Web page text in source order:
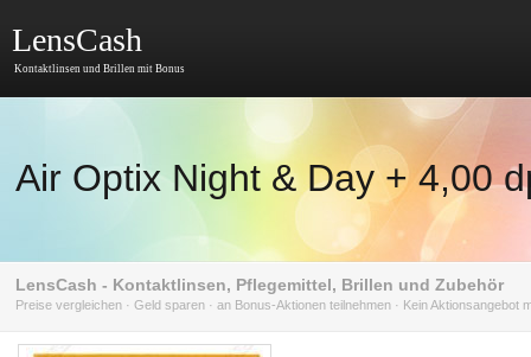
LensCash
Kontaktlinsen und Brillen mit Bonus
Air Optix Night & Day + 4,00
LensCash - Kontaktlinsen, Pflegemittel, Brillen und Zubehör
Preise vergleichen · Geld sparen · an Bonus-Aktionen teilnehmen · Kein Aktionsangebot